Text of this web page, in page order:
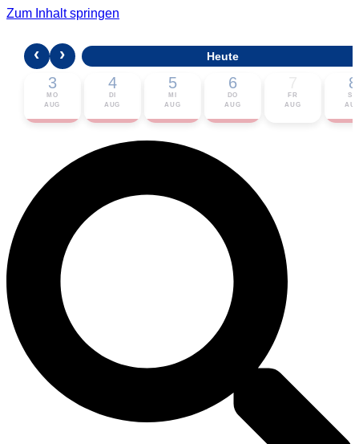
Zum Inhalt springen
🎟 Karten bestellen
‹ › Heute
3
MO
AUG
4
DI
AUG
5
MI
AUG
6
DO
AUG
FR
AUG
8
SA